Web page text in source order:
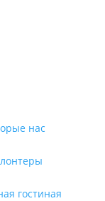
нас
гостиная